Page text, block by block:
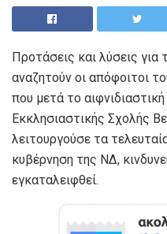
Προτάσεις και λύσεις
αναζητούν οι απόφοιτοι
που μετά το
Εκκλησιαστικής Σχολής
λειτουργούσε τα
κυβέρνηση της ΝΔ,
εγκαταλειφθεί.